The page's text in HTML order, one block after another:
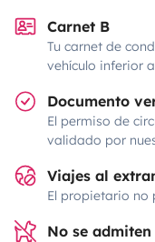
Carnet B
Tu carnet de
vehículo inferior
Documento
El permiso de
validado por
Viajes al
El propietario no
No se